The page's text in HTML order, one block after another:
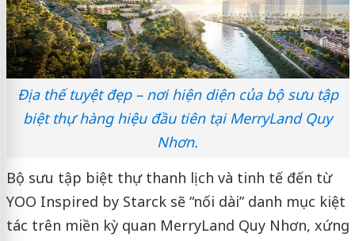
Địa thế tuyệt đẹp – nơi hiện diện của bộ sưu tập
biệt thự hàng hiệu đầu tiên tại MerryLand Quy
Nhơn.
Bộ sưu tập biệt thự thanh lịch và tinh tế đến từ
YOO Inspired by Starck sẽ “nối dài” danh mục kiệt
tác trên miền kỳ quan MerryLand Quy Nhơn, xứng